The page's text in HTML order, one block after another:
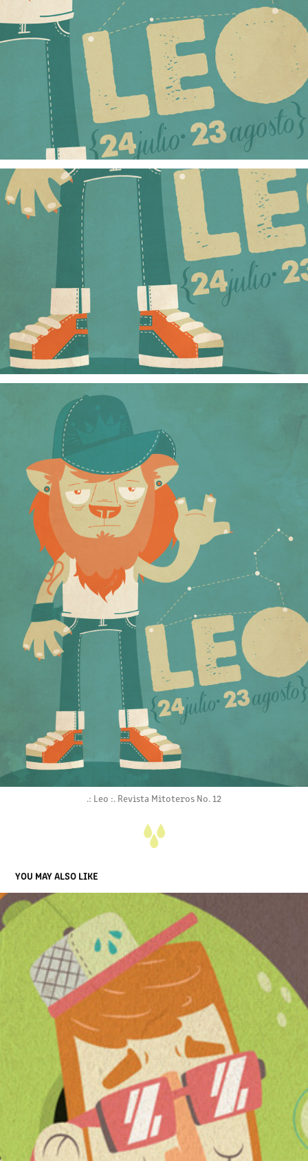
.: Leo :. Revista Mitoteros No. 12
YOU MAY ALSO LIKE
:: CREACIÓN DE PERSONAJES ::
2013